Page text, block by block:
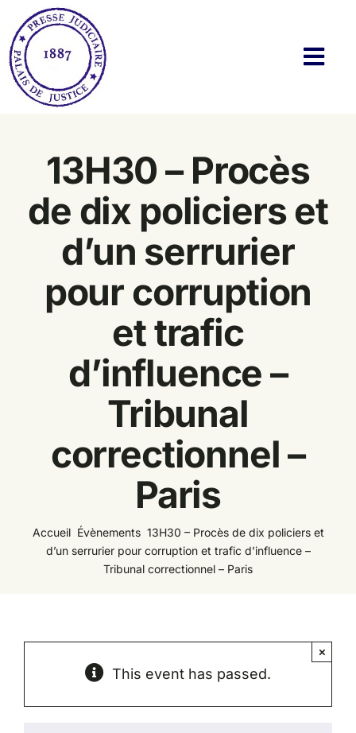
Passer
au
contenu
Actualités
Membres
Bibliothèque
Twitter & Blog
13H30 – Procès
de dix policiers et
d’un serrurier
pour corruption
et trafic
d’influence –
Tribunal
correctionnel –
Paris
Accueil Évènements 13H30 – Procès de dix policiers et
d’un serrurier pour corruption et trafic d’influence –
Tribunal correctionnel – Paris
This event has passed.
×